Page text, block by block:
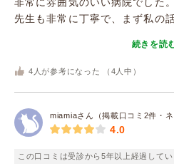
先生も非常に丁寧で、まず私の
続きを読
4 人が参考になった （ 4 人中）
miamiaさん（掲載口コミ2件・ネ
4.0
この口コミは受診から5年以上経過してい